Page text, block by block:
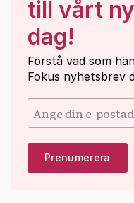
till vårt
dag!
Förstå vad som
Fokus nyhetsbrev